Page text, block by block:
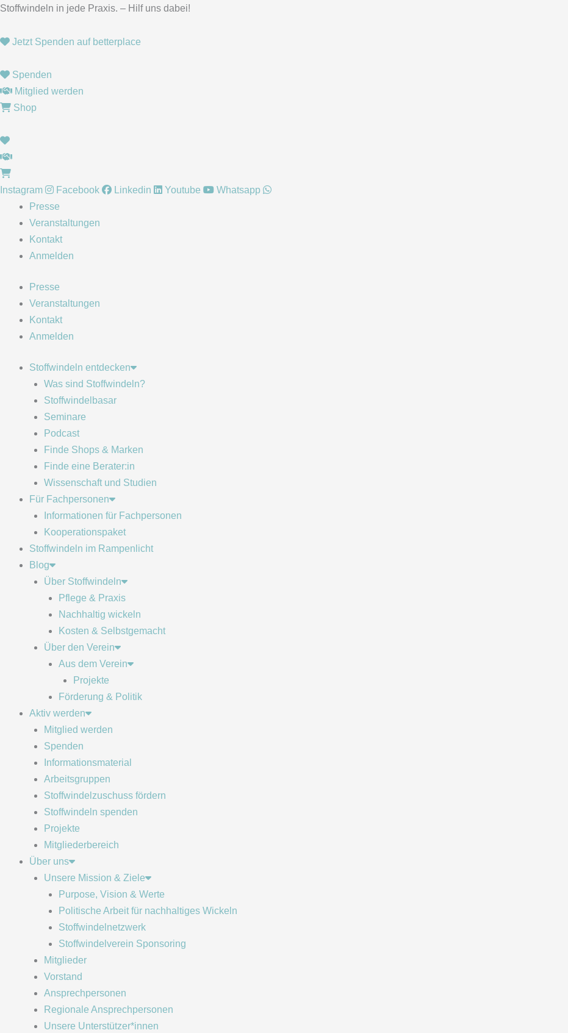
Zum
springen
Stoffwindeln in jede Praxis. – Hilf uns dabei!
Jetzt Spenden auf betterplace
Spenden
Mitglied werden
Shop
Instagram Facebook Linkedin Youtube
Whatsapp
Presse
Veranstaltungen
Kontakt
Anmelden
Presse
Veranstaltungen
Kontakt
Anmelden
Stoffwindeln entdecken
Was sind Stoffwindeln?
Stoffwindelbasar
Seminare
Podcast
Finde Shops & Marken
Finde eine Berater:in
Wissenschaft und Studien
Für Fachpersonen
Informationen für Fachpersonen
Kooperationspaket
Stoffwindeln im Rampenlicht
Blog
Über Stoffwindeln
Pflege & Praxis
Nachhaltig wickeln
Kosten & Selbstgemacht
Über den Verein
Aus dem Verein
Projekte
Förderung & Politik
Aktiv werden
Mitglied werden
Spenden
Informationsmaterial
Arbeitsgruppen
Stoffwindelzuschuss fördern
Stoffwindeln spenden
Projekte
Mitgliederbereich
Über uns
Unsere Mission & Ziele
Purpose, Vision & Werte
Politische Arbeit für nachhaltiges Wickeln
Stoffwindelnetzwerk
Stoffwindelverein Sponsoring
Mitglieder
Vorstand
Ansprechpersonen
Regionale Ansprechpersonen
Unsere Unterstützer*innen